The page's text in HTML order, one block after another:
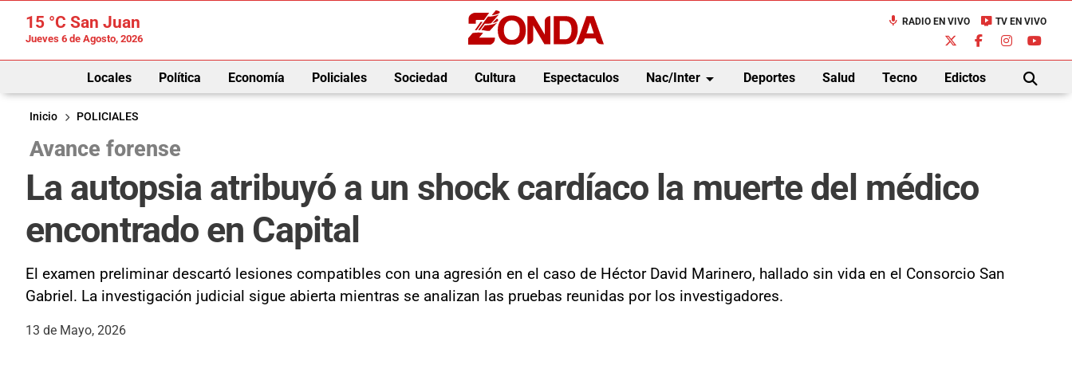
15 °C San Juan
Jueves 6 de Agosto, 2026
mic RADIO EN VIVO live_tv TV EN VIVO
Locales Política Economía Policiales Sociedad Cultura Espectaculos Nac/Interarrow_drop_down Deportes Salud Tecno Edictos
BUSCAR
Inicio
POLICIALES
Avance forense
La autopsia atribuyó a un shock cardíaco la muerte del médico
encontrado en Capital
El examen preliminar descartó lesiones compatibles con una agresión en el caso de Héctor David Marinero, hallado sin vida en el Consorcio San
Gabriel. La investigación judicial sigue abierta mientras se analizan las pruebas reunidas por los investigadores.
13 de Mayo, 2026